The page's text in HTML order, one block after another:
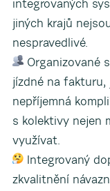
integrovaných
jiných krajů
nespravedlivé.
Organizované
jízdné na
nepříjemná
s kolektivy nejen
využívat.
Integrovaný
zkvalitnění